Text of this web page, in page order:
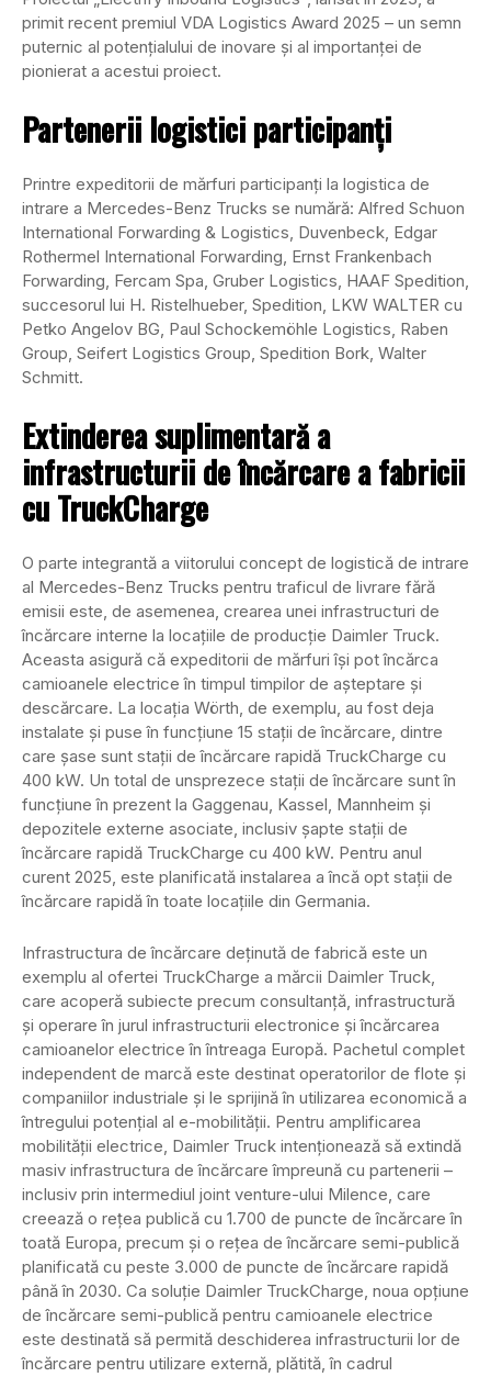
primit recent premiul VDA Logistics Award 2025 – un semn
puternic al potențialului de inovare și al importanței de
pionierat a acestui proiect.
Partenerii logistici participanți
Printre expeditorii de mărfuri participanți la logistica de
intrare a Mercedes-Benz Trucks se numără: Alfred Schuon
International Forwarding & Logistics, Duvenbeck, Edgar
Rothermel International Forwarding, Ernst Frankenbach
Forwarding, Fercam Spa, Gruber Logistics, HAAF Spedition,
succesorul lui H. Ristelhueber, Spedition, LKW WALTER cu
Petko Angelov BG, Paul Schockemöhle Logistics, Raben
Group, Seifert Logistics Group, Spedition Bork, Walter
Schmitt.
Extinderea suplimentară a
infrastructurii de încărcare a fabricii
cu TruckCharge
O parte integrantă a viitorului concept de logistică de intrare
al Mercedes-Benz Trucks pentru traficul de livrare fără
emisii este, de asemenea, crearea unei infrastructuri de
încărcare interne la locațiile de producție Daimler Truck.
Aceasta asigură că expeditorii de mărfuri își pot încărca
camioanele electrice în timpul timpilor de așteptare și
descărcare. La locația Wörth, de exemplu, au fost deja
instalate și puse în funcțiune 15 stații de încărcare, dintre
care șase sunt stații de încărcare rapidă TruckCharge cu
400 kW. Un total de unsprezece stații de încărcare sunt în
funcțiune în prezent la Gaggenau, Kassel, Mannheim și
depozitele externe asociate, inclusiv șapte stații de
încărcare rapidă TruckCharge cu 400 kW. Pentru anul
curent 2025, este planificată instalarea a încă opt stații de
încărcare rapidă în toate locațiile din Germania.
Infrastructura de încărcare deținută de fabrică este un
exemplu al ofertei TruckCharge a mărcii Daimler Truck,
care acoperă subiecte precum consultanță, infrastructură
și operare în jurul infrastructurii electronice și încărcarea
camioanelor electrice în întreaga Europă. Pachetul complet
independent de marcă este destinat operatorilor de flote și
companiilor industriale și le sprijină în utilizarea economică a
întregului potențial al e-mobilității. Pentru amplificarea
mobilității electrice, Daimler Truck intenționează să extindă
masiv infrastructura de încărcare împreună cu partenerii –
inclusiv prin intermediul joint venture-ului Milence, care
creează o rețea publică cu 1.700 de puncte de încărcare în
toată Europa, precum și o rețea de încărcare semi-publică
planificată cu peste 3.000 de puncte de încărcare rapidă
până în 2030. Ca soluție Daimler TruckCharge, noua opțiune
de încărcare semi-publică pentru camioanele electrice
este destinată să permită deschiderea infrastructurii lor de
încărcare pentru utilizare externă, plătită, în cadrul